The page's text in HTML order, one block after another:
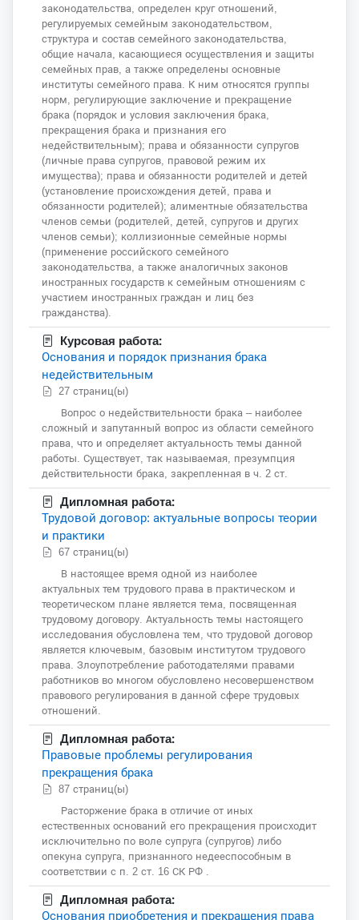
законодательства, определен круг отношений,
регулируемых семейным законодательством,
структура и состав семейного законодательства,
общие начала, касающиеся осуществления и защиты
семейных прав, а также определены основные
институты семейного права. К ним относятся группы
норм, регулирующие заключение и прекращение
брака (порядок и условия заключения брака,
прекращения брака и признания его
недействительным); права и обязанности супругов
(личные права супругов, правовой режим их
имущества); права и обязанности родителей и детей
(установление происхождения детей, права и
обязанности родителей); алиментные обязательства
членов семьи (родителей, детей, супругов и других
членов семьи); коллизионные семейные нормы
(применение российского семейного
законодательства, а также аналогичных законов
иностранных государств к семейным отношениям с
участием иностранных граждан и лиц без
гражданства).
Курсовая работа:
Основания и порядок признания брака
недействительным
27 страниц(ы)
Вопрос о недействительности брака – наиболее
сложный и запутанный вопрос из области семейного
права, что и определяет актуальность темы данной
работы. Существует, так называемая, презумпция
действительности брака, закрепленная в ч. 2 ст.
Дипломная работа:
Трудовой договор: актуальные вопросы теории
и практики
67 страниц(ы)
В настоящее время одной из наиболее
актуальных тем трудового права в практическом и
теоретическом плане является тема, посвященная
трудовому договору. Актуальность темы настоящего
исследования обусловлена тем, что трудовой договор
является ключевым, базовым институтом трудового
права. Злоупотребление работодателями правами
работников во многом обусловлено несовершенством
правового регулирования в данной сфере трудовых
отношений.
Дипломная работа:
Правовые проблемы регулирования
прекращения брака
87 страниц(ы)
Расторжение брака в отличие от иных
естественных оснований его прекращения происходит
исключительно по воле супруга (супругов) либо
опекуна супруга, признанного недееспособным в
соответствии с п. 2 ст. 16 СК РФ .
Дипломная работа:
Основания приобретения и прекращения права